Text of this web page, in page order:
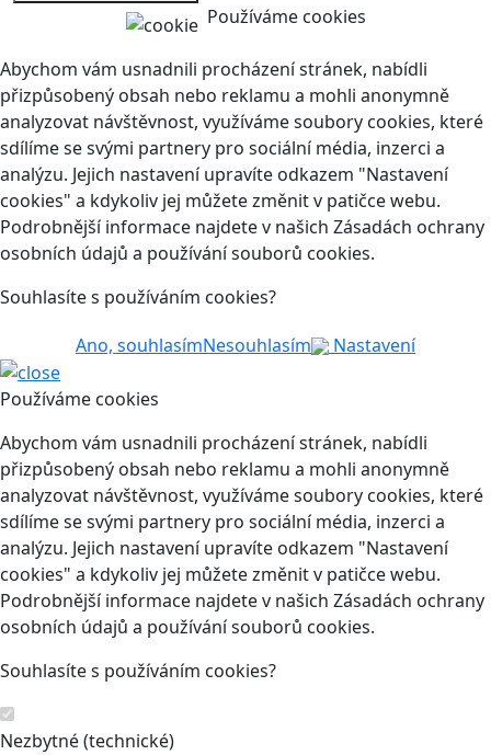
Používáme cookies
Abychom vám usnadnili procházení stránek, nabídli
přizpůsobený obsah nebo reklamu a mohli anonymně
analyzovat návštěvnost, využíváme soubory cookies, které
sdílíme se svými partnery pro sociální média, inzerci a
analýzu. Jejich nastavení upravíte odkazem "Nastavení
cookies" a kdykoliv jej můžete změnit v patičce webu.
Podrobnější informace najdete v našich Zásadách ochrany
osobních údajů a používání souborů cookies.
Souhlasíte s používáním cookies?
Ano, souhlasímNesouhlasím Nastavení
Používáme cookies
Abychom vám usnadnili procházení stránek, nabídli
přizpůsobený obsah nebo reklamu a mohli anonymně
analyzovat návštěvnost, využíváme soubory cookies, které
sdílíme se svými partnery pro sociální média, inzerci a
analýzu. Jejich nastavení upravíte odkazem "Nastavení
cookies" a kdykoliv jej můžete změnit v patičce webu.
Podrobnější informace najdete v našich Zásadách ochrany
osobních údajů a používání souborů cookies.
Souhlasíte s používáním cookies?
Nezbytné (technické)